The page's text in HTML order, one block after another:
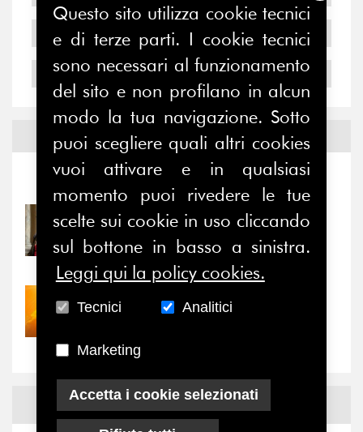
2005
2004
Notizie ed Eventi
31/07/2026
Prima della pausa estiva,
il valore di...
30/07/2026
Nove anni dopo la
NewsFacebook
Questo sito utilizza cookie tecnici
e di terze parti. I cookie tecnici
sono necessari al funzionamento
del sito e non profilano in alcun
modo la tua navigazione. Sotto
puoi scegliere quali altri cookies
vuoi attivare e in qualsiasi
momento puoi rivedere le tue
scelte sui cookie in uso cliccando
sul bottone in basso a sinistra.
Leggi qui la policy cookies.
Tecnici Analitici
Marketing
Accetta i cookie selezionati